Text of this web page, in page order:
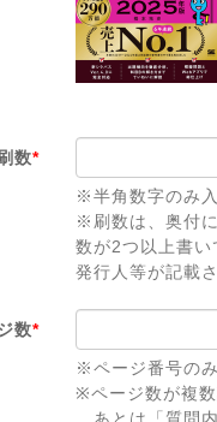
数*
※半角数字のみ
※刷数は、奥付
数が2つ以上書い
発行人等が記載
数*
※ページ番号の
※ページ数が複数